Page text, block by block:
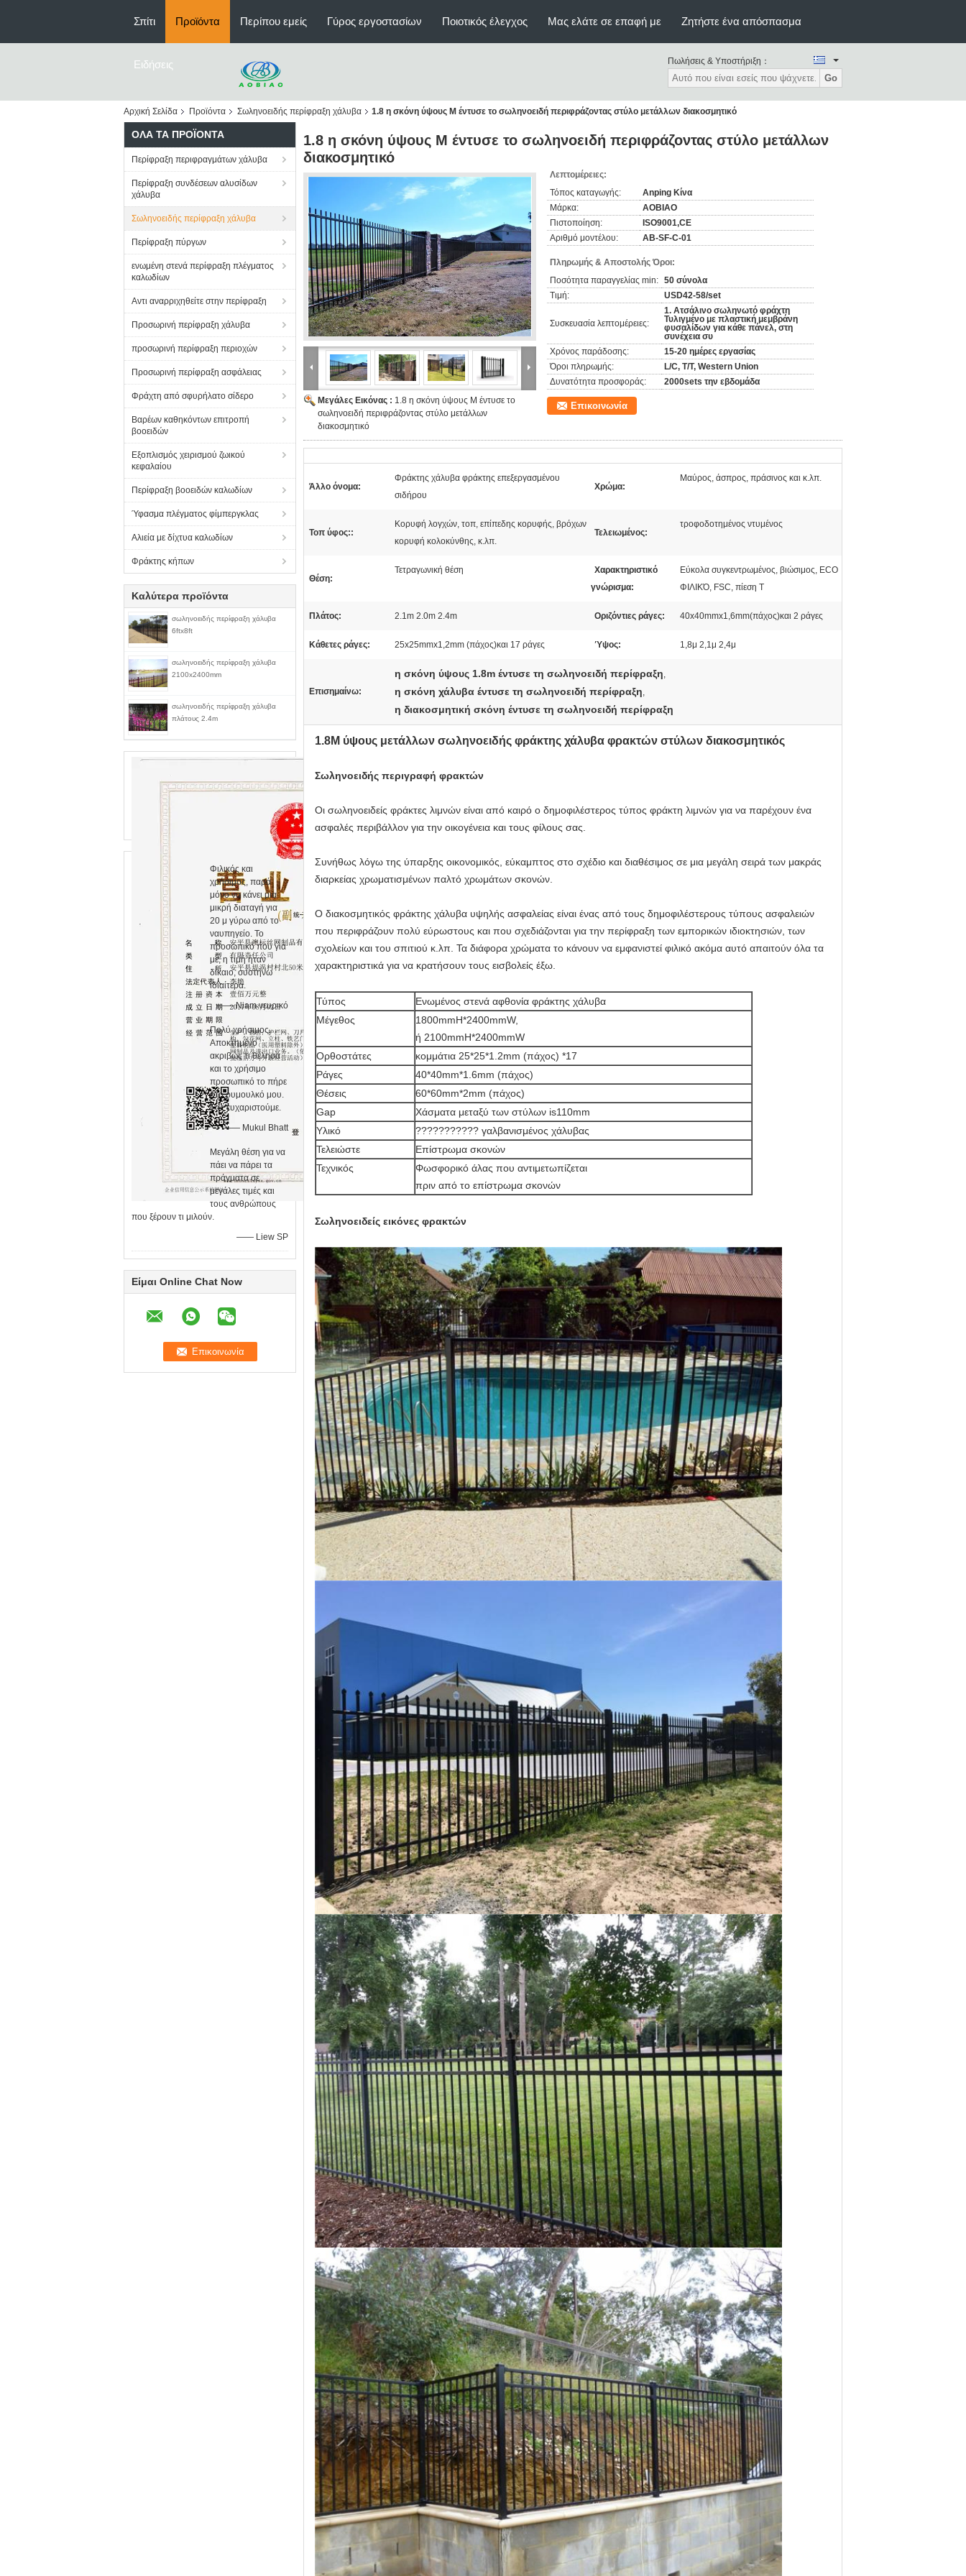
Αφήστε ένα μήνυμα
We bellen je snel terug!
υποβολή
Σπίτι Προϊόντα Περίπου εμείς Γύρος εργοστασίων Ποιοτικός έλεγχος Μας ελάτε σε επαφή με Ζητήστε ένα απόσπασμα
Ειδήσεις Πωλήσεις & Υποστήριξη：
Go
Αρχική Σελίδα Προϊόντα Σωληνοειδής περίφραξη χάλυβα 1.8 η σκόνη ύψους Μ έντυσε το σωληνοειδή περιφράζοντας στύλο μετάλλων διακοσμητικό
ΌΛΑ ΤΑ ΠΡΟΪΌΝΤΑ
Περίφραξη περιφραγμάτων χάλυβα
Περίφραξη συνδέσεων αλυσίδων
χάλυβα
Σωληνοειδής περίφραξη χάλυβα
Περίφραξη πύργων
ενωμένη στενά περίφραξη πλέγματος
καλωδίων
Αντι αναρριχηθείτε στην περίφραξη
Προσωρινή περίφραξη χάλυβα
προσωρινή περίφραξη περιοχών
Προσωρινή περίφραξη ασφάλειας
Φράχτη από σφυρήλατο σίδερο
Βαρέων καθηκόντων επιτροπή
βοοειδών
Εξοπλισμός χειρισμού ζωικού
κεφαλαίου
Περίφραξη βοοειδών καλωδίων
Ύφασμα πλέγματος φίμπεργκλας
Αλιεία με δίχτυα καλωδίων
Φράκτης κήπων
Καλύτερα προϊόντα
σωληνοειδής περίφραξη χάλυβα
6ftx8ft
σωληνοειδής περίφραξη χάλυβα
2100x2400mm
σωληνοειδής περίφραξη χάλυβα
πλάτους 2.4m
Φιλικός και
χρήσιμος, παρά
μόνο να κάνει μια
μικρή διαταγή για
20 μ γύρω από το
ναυπηγείο. Το
προσωπικό που για
με, η τιμή ήταν
δίκαιο, συστήνω
ιδιαίτερα.
—— Niam νευρικό
Πολύ χρήσιμος.
Αποκτημένο
ακριβώς τι θέλησα
και το χρήσιμο
προσωπικό το πήρε
στο ρυμουλκό μου.
Σας ευχαριστούμε.
—— Mukul Bhatt
Μεγάλη θέση για να
πάει να πάρει τα
πράγματα σε
μεγάλες τιμές και
τους ανθρώπους
που ξέρουν τι μιλούν.
—— Liew SP
Είμαι Online Chat Now
1.8 η σκόνη ύψους Μ έντυσε το σωληνοειδή περιφράζοντας στύλο μετάλλων
διακοσμητικό
Μεγάλες Εικόνας : 1.8 η σκόνη ύψους Μ έντυσε το
σωληνοειδή περιφράζοντας στύλο μετάλλων
διακοσμητικό
Λεπτομέρειες:
Τόπος καταγωγής:
Anping Κίνα
Μάρκα:
AOBIAO
Πιστοποίηση:
ISO9001,CE
Αριθμό μοντέλου:
AB-SF-C-01
Πληρωμής & Αποστολής Όροι:
Ποσότητα παραγγελίας min: 50 σύνολα
Τιμή:
USD42-58/set
Συσκευασία λεπτομέρειες:
1. Ατσάλινο σωληνωτό φράχτη
Τυλιγμένο με πλαστική μεμβράνη
φυσαλίδων για κάθε πάνελ, στη
συνέχεια συ
Χρόνος παράδοσης:
15-20 ημέρες εργασίας
Όροι πληρωμής:
L/C, T/T, Western Union
Δυνατότητα προσφοράς:
2000sets την εβδομάδα
Επικοινωνία
Άλλο όνομα:
Φράκτης χάλυβα φράκτης επεξεργασμένου
σιδήρου
Χρώμα:
Μαύρος, άσπρος, πράσινος και κ.λπ.
Τοπ ύφος::
Κορυφή λογχών, τοπ, επίπεδης κορυφής, βρόχων
κορυφή κολοκύνθης, κ.λπ.
Τελειωμένος:
τροφοδοτημένος ντυμένος
Θέση:
Τετραγωνική θέση
Χαρακτηριστικό
γνώρισμα:
Εύκολα συγκεντρωμένος, βιώσιμος, ECO
ΦΙΛΙΚΌ, FSC, πίεση Τ
Πλάτος: 2.1m 2.0m 2.4m Οριζόντιες ράγες: 40x40mmx1,6mm(πάχος)και 2 ράγες
Κάθετες ράγες: 25x25mmx1,2mm (πάχος)και 17 ράγες Ύψος: 1,8μ 2,1μ 2,4μ
Επισημαίνω:
η σκόνη ύψους 1.8m έντυσε τη σωληνοειδή περίφραξη,
η σκόνη χάλυβα έντυσε τη σωληνοειδή περίφραξη,
η διακοσμητική σκόνη έντυσε τη σωληνοειδή περίφραξη
1.8M ύψους μετάλλων σωληνοειδής φράκτης χάλυβα φρακτών στύλων διακοσμητικός
Σωληνοειδής περιγραφή φρακτών
Οι σωληνοειδείς φράκτες λιμνών είναι από καιρό ο δημοφιλέστερος τύπος φράκτη λιμνών για να παρέχουν ένα
ασφαλές περιβάλλον για την οικογένεια και τους φίλους σας.
Συνήθως λόγω της ύπαρξης οικονομικός, εύκαμπτος στο σχέδιο και διαθέσιμος σε μια μεγάλη σειρά των μακράς
διαρκείας χρωματισμένων παλτό χρωμάτων σκονών.
Ο διακοσμητικός φράκτης χάλυβα υψηλής ασφαλείας είναι ένας από τους δημοφιλέστερους τύπους ασφαλειών
που περιφράζουν πολύ εύρωστους και που σχεδιάζονται για την περίφραξη των εμπορικών ιδιοκτησιών, των
σχολείων και του σπιτιού κ.λπ. Τα διάφορα χρώματα το κάνουν να εμφανιστεί φιλικό ακόμα αυτό απαιτούν όλα τα
χαρακτηριστικά για να κρατήσουν τους εισβολείς έξω.
Τύπος
Ενωμένος στενά αφθονία φράκτης χάλυβα
Μέγεθος
1800mmH*2400mmW,
ή 2100mmH*2400mmW
Ορθοστάτες
κομμάτια 25*25*1.2mm (πάχος) *17
Ράγες
40*40mm*1.6mm (πάχος)
Θέσεις
60*60mm*2mm (πάχος)
Gap
Χάσματα μεταξύ των στύλων is110mm
Υλικό
??????????? γαλβανισμένος χάλυβας
Τελειώστε
Επίστρωμα σκονών
Τεχνικός
Φωσφορικό άλας που αντιμετωπίζεται
πριν από το επίστρωμα σκονών
Σωληνοειδείς εικόνες φρακτών